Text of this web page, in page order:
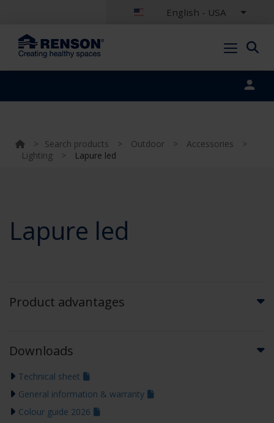
English - USA
> Search products > Outdoor > Accessories
>
Lighting
> Lapure led
Lapure led
Product advantages
Downloads
Technical sheet
General information & warranty
Colour guide 2026